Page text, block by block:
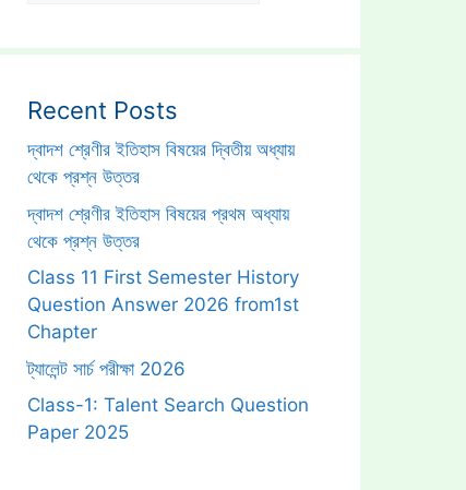
Recent Posts
দ্বাদশ শ্রেণীর ইতিহাস বিষয়ের দ্বিতীয় অধ্যায়
থেকে প্রশ্ন উত্তর
দ্বাদশ শ্রেণীর ইতিহাস বিষয়ের প্রথম অধ্যায়
থেকে প্রশ্ন উত্তর
Class 11 First Semester History
Question Answer 2026 from1st
Chapter
ট্যালেন্ট সার্চ পরীক্ষা 2026
Class-1: Talent Search Question
Paper 2025